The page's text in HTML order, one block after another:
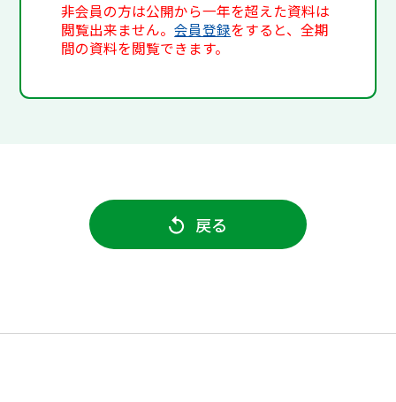
非会員の方は公開から一年を超えた資料は
閲覧出来ません。会員登録をすると、全期
間の資料を閲覧できます。
戻る